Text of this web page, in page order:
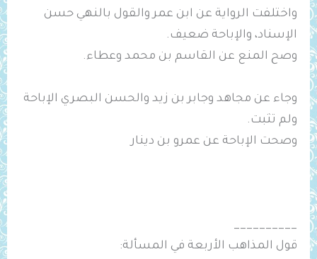
واختلفت الرواية عن ابن عمر والقول بالنهي حسن
الإسناد، والإباحة ضعيف.
وصح المنع عن القاسم بن محمد وعطاء.
وجاء عن مجاهد وجابر بن زيد والحسن البصري الإباحة
ولم تثبت.
وصحت الإباحة عن عمرو بن دينار
__________
قول المذاهب الأربعة في المسألة: